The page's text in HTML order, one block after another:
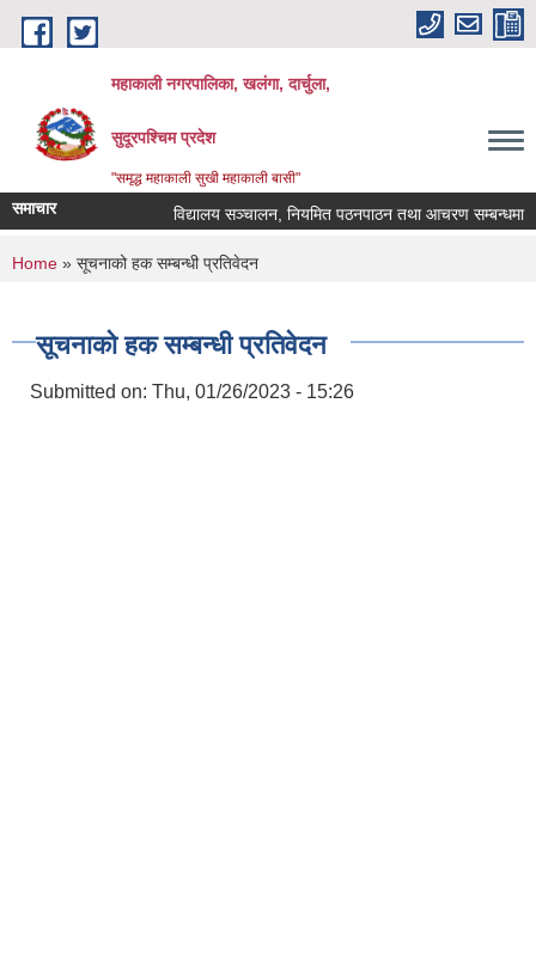
Skip to main content
महाकाली नगरपालिका, खलंगा, दार्चुला,
सुदूरपश्चिम प्रदेश
"समृद्ध महाकाली सुखी महाकाली बासी"
समाचार विद्यालय सञ्चालन, नियमित पठनपाठन तथा आचरण सम्बन्धमा
You are here
Home » सूचनाको हक सम्बन्धी प्रतिवेदन
सूचनाको हक सम्बन्धी प्रतिवेदन
Submitted on: Thu, 01/26/2023 - 15:26